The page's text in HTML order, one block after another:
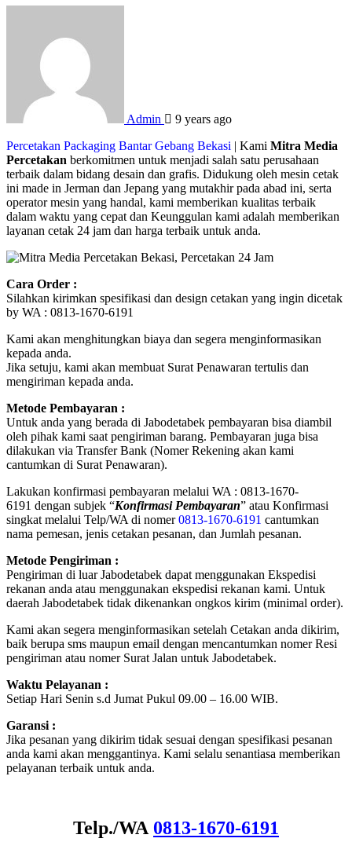
Admin
9 years ago
Percetakan Packaging Bantar Gebang Bekasi | Kami Mitra Media
Percetakan berkomitmen untuk menjadi salah satu perusahaan
terbaik dalam bidang desain dan grafis. Didukung oleh mesin cetak
ini made in Jerman dan Jepang yang mutakhir pada abad ini, serta
operator mesin yang handal, kami memberikan kualitas terbaik
dalam waktu yang cepat dan Keunggulan kami adalah memberikan
layanan cetak 24 jam dan harga terbaik untuk anda.
Cara Order :
Silahkan kirimkan spesifikasi dan design cetakan yang ingin dicetak
by WA : 0813-1670-6191
Kami akan menghitungkan biaya dan segera menginformasikan
kepada anda.
Jika setuju, kami akan membuat Surat Penawaran tertulis dan
mengiriman kepada anda.
Metode Pembayaran :
Untuk anda yang berada di Jabodetabek pembayaran bisa diambil
oleh pihak kami saat pengiriman barang. Pembayaran juga bisa
dilakukan via Transfer Bank (Nomer Rekening akan kami
cantumkan di Surat Penawaran).
Lakukan konfirmasi pembayaran melalui WA : 0813-1670-
6191 dengan subjek “Konfirmasi Pembayaran” atau Konfirmasi
singkat melalui Telp/WA di nomer0813-1670-6191 cantumkan
nama pemesan, jenis cetakan pesanan, dan Jumlah pesanan.
Metode Pengiriman :
Pengiriman di luar Jabodetabek dapat menggunakan Ekspedisi
rekanan anda atau menggunakan ekspedisi rekanan kami. Untuk
daerah Jabodetabek tidak dikenankan ongkos kirim (minimal order).
Kami akan segera menginformasikan setelah Cetakan anda dikirim,
baik berupa sms maupun email dengan mencantumkan nomer Resi
pengiriman atau nomer Surat Jalan untuk Jabodetabek.
Waktu Pelayanan :
Setiap Hari Senin s.d Jumat Pukul 09.00 – 16.00 WIB.
Garansi :
Jika pesanan yang dikirim tidak sesuai dengan spesifikasi pesanan
anda kami akan menggantinya. Kami selalu senantiasa memberikan
pelayanan terbaik untuk anda.
Telp./WA 0813-1670-6191